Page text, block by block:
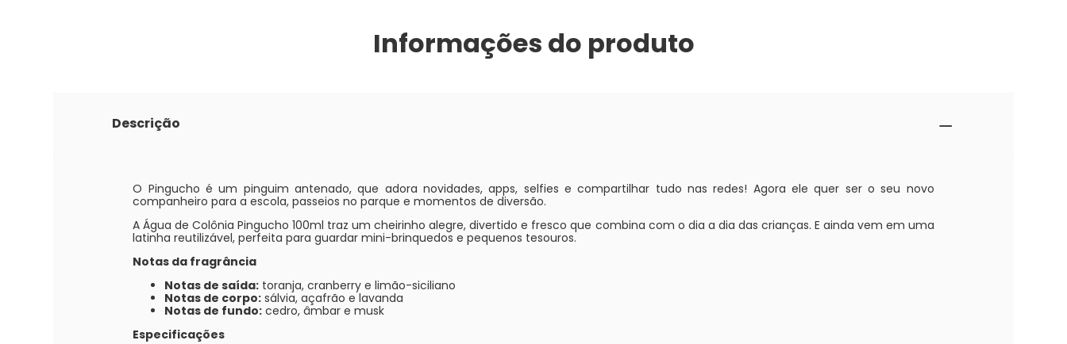
Informações do produto
Descrição
O Pingucho é um pinguim antenado, que adora novidades, apps, selfies e compartilhar tudo nas redes! Agora ele quer ser o seu novo
companheiro para a escola, passeios no parque e momentos de diversão.
A Água de Colônia Pingucho 100ml traz um cheirinho alegre, divertido e fresco que combina com o dia a dia das crianças. E ainda vem em uma
latinha reutilizável, perfeita para guardar mini-brinquedos e pequenos tesouros.
Notas da fragrância
Notas de saída: toranja, cranberry e limão-siciliano
Notas de corpo: sálvia, açafrão e lavanda
Notas de fundo: cedro, âmbar e musk
Especificações